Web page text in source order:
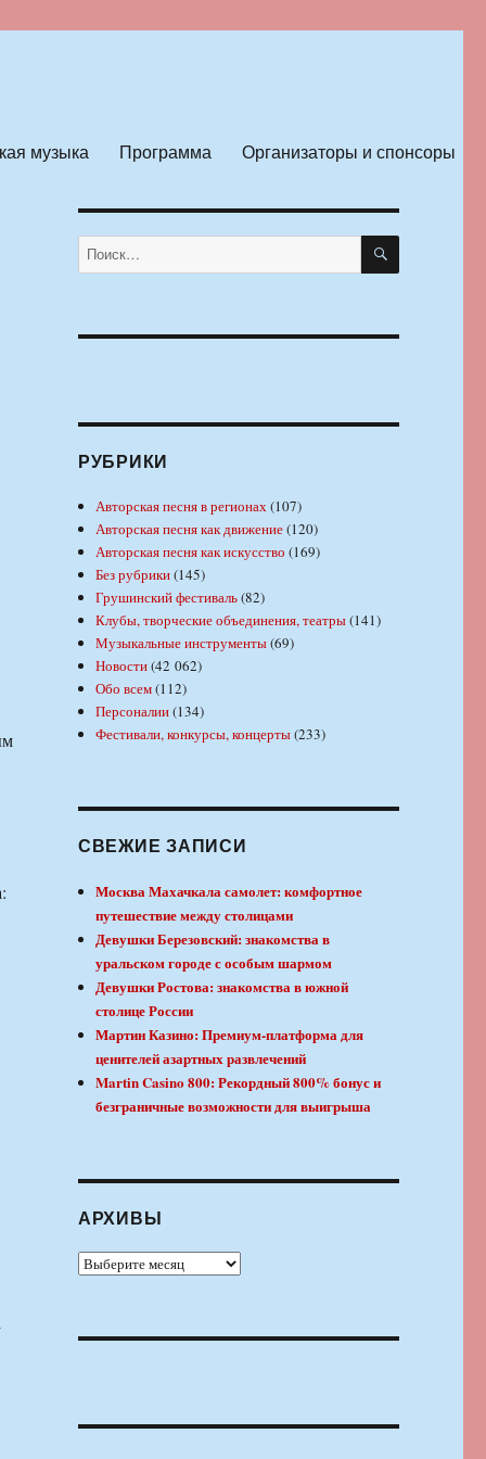
музыка Программа Организаторы и спонсоры
Искать: ПОИСК
РУБРИКИ
Авторская песня в регионах(107)
Авторская песня как движение(120)
Авторская песня как искусство (169)
Без рубрики(145)
Грушинский фестиваль(82)
Клубы, творческие объединения, театры(141)
Музыкальные инструменты(69)
Новости(42 062)
Обо всем(112)
Персоналии(134)
Фестивали, конкурсы, концерты(233)
СВЕЖИЕ ЗАПИСИ
Москва Махачкала самолет: комфортное
путешествие между столицами
Девушки Березовский: знакомства в
уральском городе с особым шармом
Девушки Ростова: знакомства в южной
столице России
Мартин Казино: Премиум-платформа для
ценителей азартных развлечений
Martin Casino 800: Рекордный 800% бонус и
безграничные возможности для выигрыша
АРХИВЫ
Архивы